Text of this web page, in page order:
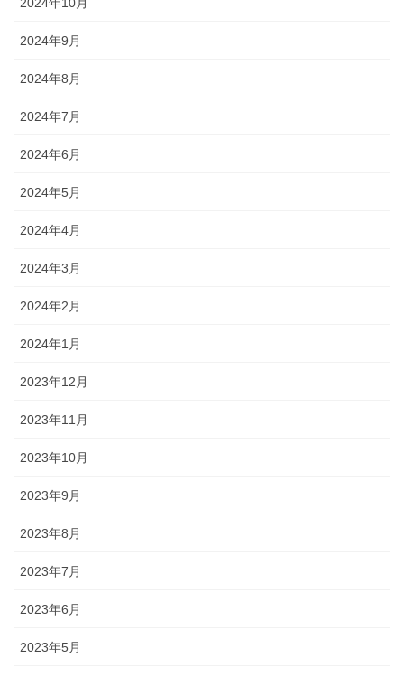
2024年9月
2024年8月
2024年7月
2024年6月
2024年5月
2024年4月
2024年3月
2024年2月
2024年1月
2023年12月
2023年11月
2023年10月
2023年9月
2023年8月
2023年7月
2023年6月
2023年5月